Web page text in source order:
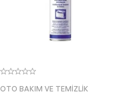
OTO BAKIM VE TEMIZLIK